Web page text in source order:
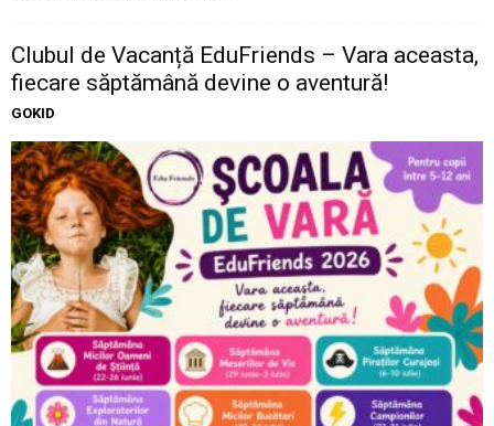
Clubul de Vacanță EduFriends – Vara aceasta,
fiecare săptămână devine o aventură!
GOKID